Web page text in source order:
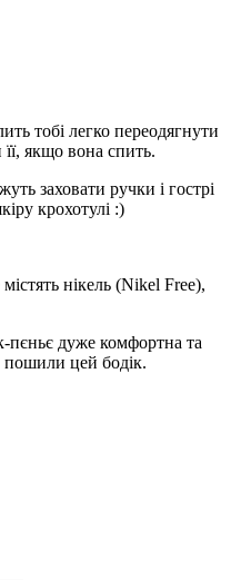
тобі легко переодягнути
якщо вона спить.
заховати ручки і гострі
крохотулі :)
нікель (Nikel Free),
пєньє дуже комфортна та
пошили цей бодік.